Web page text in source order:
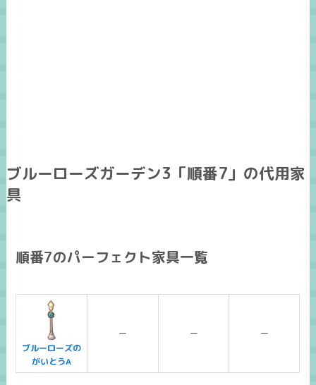
ブルーローズガーデン3「順番7」の代用家
具
順番7のパーフェクト家具一覧
ブルーローズの
がいとうA
ー ー ー